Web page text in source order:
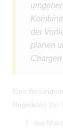
der
planen
Eine
Regelkreis zur
des